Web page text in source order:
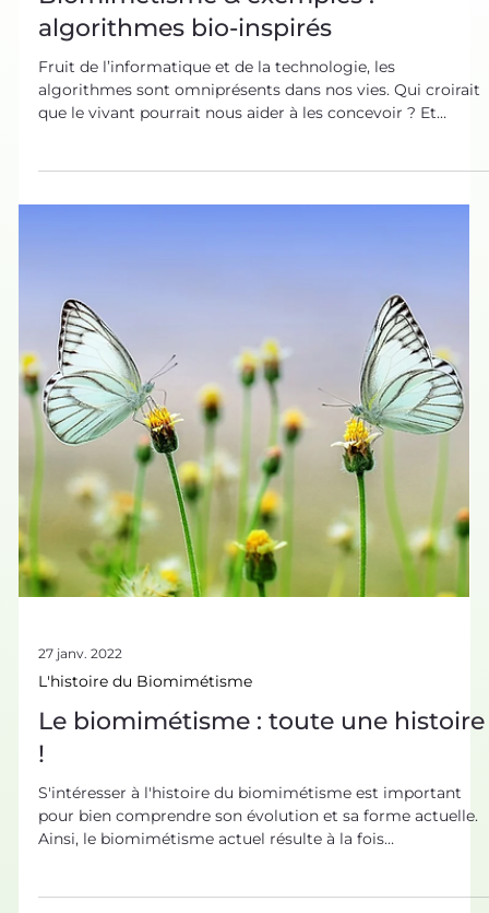
29 juil. 2022
Biomimétisme dans tous ses états
Biomimétisme & exemples :
d’algorithmes inspirés du vivant. Suivez-nous à la
découverte des exemples d’algorithmes en biomimétisme
! Qu’est-ce qu’un algorithme ? Définition et origine Un
algorithme est une suite d’instructions . C’est une
méthode qui permet de résoudre un type de problème .
Par ex
27 janv. 2022
L'histoire du Biomimétisme